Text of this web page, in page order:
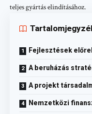
teljes gyártás elindításához.
Fejlesztések
A beruházás
A projekt
Nemzetközi